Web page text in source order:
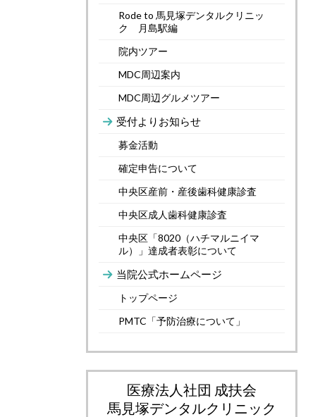
Rode to 馬見塚デンタルクリニッ
ク 月島駅編
院内ツアー
MDC周辺案内
MDC周辺グルメツアー
受付よりお知らせ
募金活動
確定申告について
中央区産前・産後歯科健康診査
中央区成人歯科健康診査
中央区「8020（ハチマルニイマ
ル）」達成者表彰について
当院公式ホームページ
トップページ
PMTC「予防治療について」
医療法人社団 成扶会
馬見塚デンタルクリニック